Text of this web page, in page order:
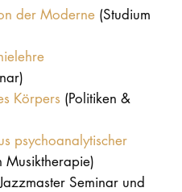
der Moderne (Studium
Körpers (Politiken &
psychoanalytischer
Musiktherapie)
Seminar und